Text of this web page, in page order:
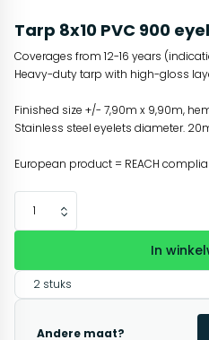
Tarp 8x10 PVC 900
Coverages from 12-16 years
Heavy-duty tarp with high-gloss
Finished size +/- 7,90m x 9,90m,
Stainless steel eyelets diameter.
European product = REACH
In
2 stuks
Andere maat?